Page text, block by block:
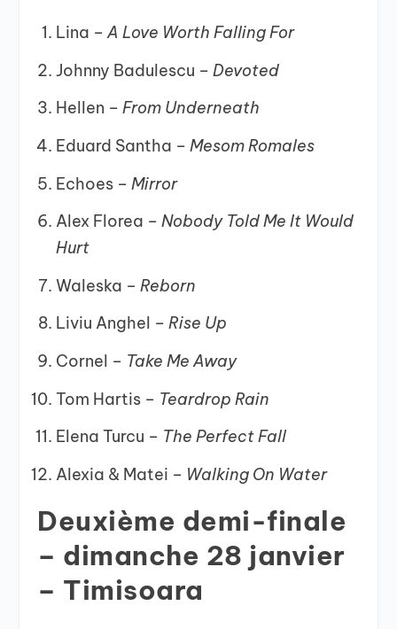
Lina –A Love Worth Falling For
Johnny Badulescu – Devoted
Hellen – From Underneath
Eduard Santha – Mesom Romales
Echoes – Mirror
Alex Florea – Nobody Told Me It Would
Hurt
Waleska – Reborn
Liviu Anghel – Rise Up
Cornel – Take Me Away
Tom Hartis – Teardrop Rain
Elena Turcu – The Perfect Fall
Alexia & Matei – Walking On Water
Deuxième demi-finale
– dimanche 28 janvier
– Timisoara